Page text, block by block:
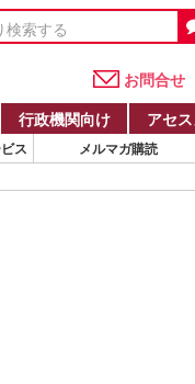
お問合せ
行政機関向け アセ
ス メルマガ購読